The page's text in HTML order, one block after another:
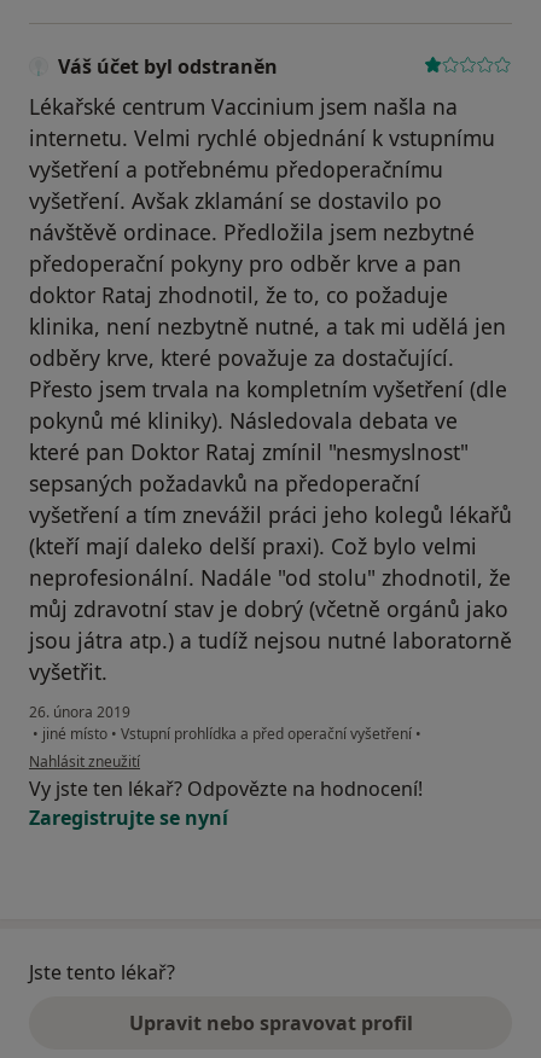
Váš účet byl odstraněn
Lékařské centrum Vaccinium jsem našla na
internetu. Velmi rychlé objednání k vstupnímu
vyšetření a potřebnému předoperačnímu
vyšetření. Avšak zklamání se dostavilo po
návštěvě ordinace. Předložila jsem nezbytné
předoperační pokyny pro odběr krve a pan
doktor Rataj zhodnotil, že to, co požaduje
klinika, není nezbytně nutné, a tak mi udělá jen
odběry krve, které považuje za dostačující.
Přesto jsem trvala na kompletním vyšetření (dle
pokynů mé kliniky). Následovala debata ve
které pan Doktor Rataj zmínil "nesmyslnost"
sepsaných požadavků na předoperační
vyšetření a tím znevážil práci jeho kolegů lékařů
(kteří mají daleko delší praxi). Což bylo velmi
neprofesionální. Nadále "od stolu" zhodnotil, že
můj zdravotní stav je dobrý (včetně orgánů jako
jsou játra atp.) a tudíž nejsou nutné laboratorně
vyšetřit.
26. února 2019
• jiné místo • Vstupní prohlídka a před operační vyšetření •
podle názoru uživatele Váš účet byl odstraněn
Nahlásit zneužití
Vy jste ten lékař? Odpovězte na hodnocení!
Zaregistrujte se nyní
Jste tento lékař?
Upravit nebo spravovat profil